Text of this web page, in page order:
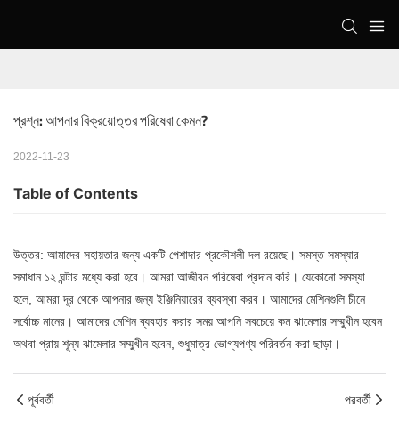
প্রশ্ন: আপনার বিক্রয়োত্তর পরিষেবা কেমন?
2022-11-23
Table of Contents
উত্তর: আমাদের সহায়তার জন্য একটি পেশাদার প্রকৌশলী দল রয়েছে। সমস্ত সমস্যার
সমাধান ১২ ঘন্টার মধ্যে করা হবে। আমরা আজীবন পরিষেবা প্রদান করি। যেকোনো সমস্যা
হলে, আমরা দূর থেকে আপনার জন্য ইঞ্জিনিয়ারের ব্যবস্থা করব। আমাদের মেশিনগুলি চীনে
সর্বোচ্চ মানের। আমাদের মেশিন ব্যবহার করার সময় আপনি সবচেয়ে কম ঝামেলার সম্মুখীন হবেন
অথবা প্রায় শূন্য ঝামেলার সম্মুখীন হবেন, শুধুমাত্র ভোগ্যপণ্য পরিবর্তন করা ছাড়া।
পূর্ববর্তী পরবর্তী